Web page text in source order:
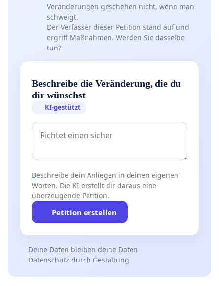
Veränderungen geschehen nicht, wenn man
schweigt.
Der Verfasser dieser Petition stand auf und
ergriff Maßnahmen. Werden Sie dasselbe
tun?
Beschreibe die Veränderung, die du
dir wünschst
KI-gestützt
Beschreibe dein Anliegen in deinen eigenen
Worten. Die KI erstellt dir daraus eine
überzeugende Petition.
Petition erstellen
Deine Daten bleiben deine Daten
Datenschutz durch Gestaltung